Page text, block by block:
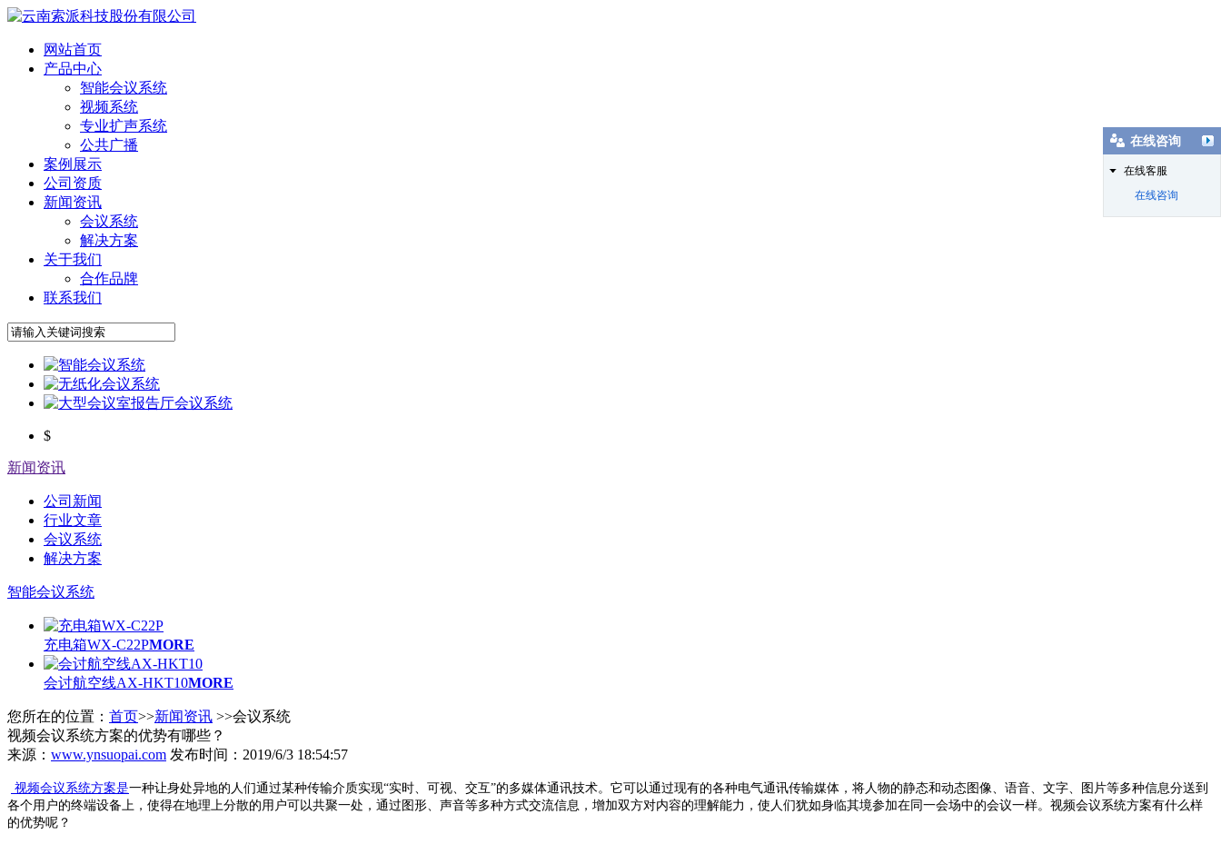
网站首页
产品中心
智能会议系统
视频系统
专业扩声系统
公共广播
案例展示
公司资质
新闻资讯
会议系统
解决方案
关于我们
合作品牌
联系我们
$
新闻资讯
公司新闻
行业文章
会议系统
解决方案
智能会议系统
充电箱WX-C22PMORE
会讨航空线AX-HKT10MORE
您所在的位置： 首页>>新闻资讯 >>会议系统
视频会议系统方案的优势有哪些？
来源： www.ynsuopai.com 发布时间：2019/6/3 18:54:57
视频会议系统方案是一种让身处异地的人们通过某种传输介质实现“实时、可视、交互”的多媒体通讯技术。它可以通过现有的各种电气通讯传输媒体，将人物的静态和动态图像、语音、文字、图片等多种信息分送到
各个用户的终端设备上，使得在地理上分散的用户可以共聚一处，通过图形、声音等多种方式交流信息，增加双方对内容的理解能力，使人们犹如身临其境参加在同一会场中的会议一样。视频会议系统方案有什么样
的优势呢？
在线咨询
在线客服
在线咨询